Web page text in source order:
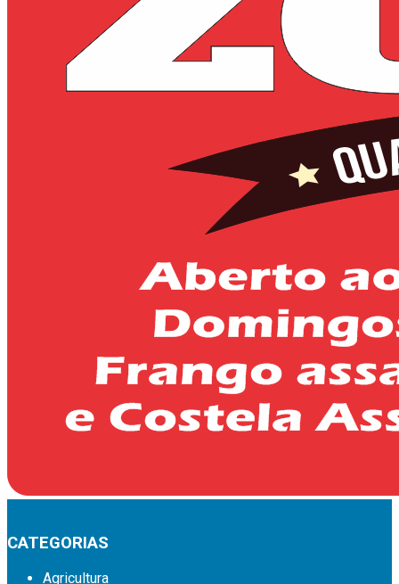
CATEGORIAS
Agricultura